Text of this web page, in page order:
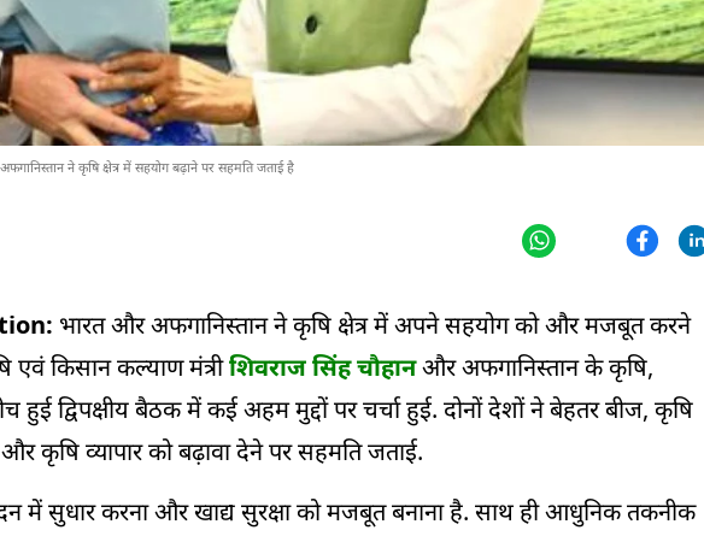
ने कृषि क्षेत्र में सहयोग बढ़ाने पर सहमति जताई है
भारत और अफगानिस्तान ने कृषि क्षेत्र में अपने सहयोग को और मजबूत करने
एवं किसान कल्याण मंत्रीशिवराज सिंह चौहानऔर अफगानिस्तान के कृषि,
हुई द्विपक्षीय बैठक में कई अहम मुद्दों पर चर्चा हुई. दोनों देशों ने बेहतर बीज, कृषि
कृषि व्यापार को बढ़ावा देने पर सहमति जताई.
में सुधार करना और खाद्य सुरक्षा को मजबूत बनाना है. साथ ही आधुनिक तकनीक